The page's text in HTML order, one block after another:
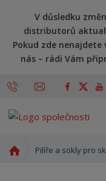
V důsledku
distributorů
Pokud zde
nás – rádi Vám
Pilíře a sokly pro